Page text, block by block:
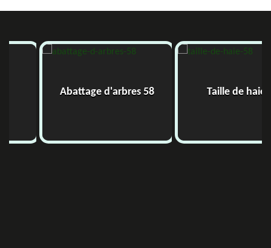
Abattage d'arbres 58 Taille de haie